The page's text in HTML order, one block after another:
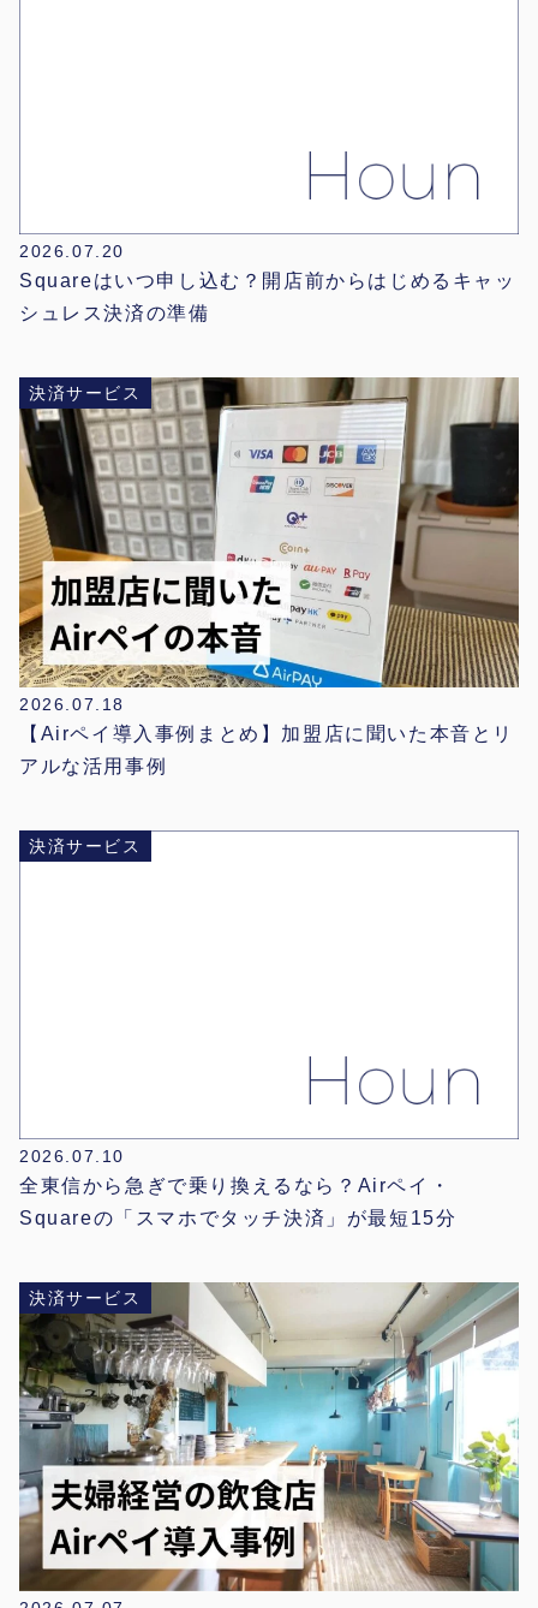
2026.07.20
Squareはいつ申し込む？開店前からはじめるキャッ
シュレス決済の準備
決済サービス
2026.07.18
【Airペイ導入事例まとめ】加盟店に聞いた本音とリ
アルな活用事例
決済サービス
2026.07.10
全東信から急ぎで乗り換えるなら？Airペイ・
Squareの「スマホでタッチ決済」が最短15分
決済サービス